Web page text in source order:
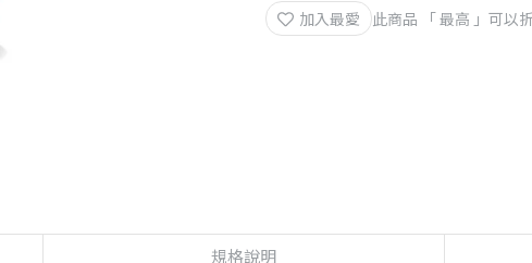
加入最愛 此商品 「 最高 」可以
規格說明